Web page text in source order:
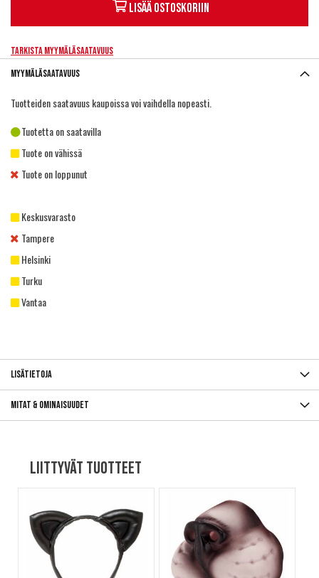
Lisää ostoskoriin
Tarkista myymäläsaatavuus
Myymäläsaatavuus
Tuotteiden saatavuus kaupoissa voi vaihdella nopeasti.
Tuotetta on saatavilla
Tuote on vähissä
Tuote on loppunut
Keskusvarasto
Tampere
Helsinki
Turku
Vantaa
Lisätietoja
Mitat & ominaisuudet
Liittyvät tuotteet